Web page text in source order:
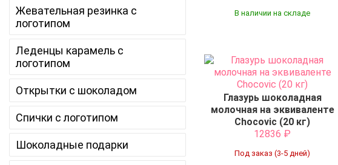
Жевательная резинка с
логотипом
Леденцы карамель с
логотипом
Открытки с шоколадом
Спички с логотипом
Шоколадные подарки
В наличии на складе
Глазурь шоколадная
молочная на эквиваленте
Chocovic (20 кг)
12836 ₽
Под заказ (3-5 дней)